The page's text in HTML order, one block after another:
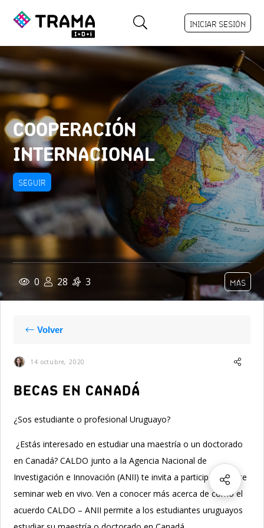
INICIAR SESIÓN
COOPERACIÓN
INTERNACIONAL
SEGUIR
0 28 3 MÁS
Volver
14 octubre, 2020
BECAS EN CANADÁ
¿Sos estudiante o profesional Uruguayo?
¿Estás interesado en estudiar una maestría o un doctorado
en Canadá? CALDO junto a la Agencia Nacional de
Investigación e Innovación (ANII) te invita a participar de este
seminar web en vivo. Ven a conocer más acerca de cómo el
acuerdo CALDO – ANII permite a los estudiantes uruguayos